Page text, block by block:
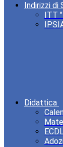
Indirizzi di
ITT
Didattica